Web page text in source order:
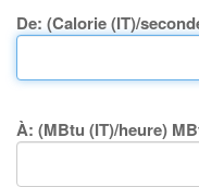
De: (Calorie (IT)/
À: (MBtu (IT)/heure)